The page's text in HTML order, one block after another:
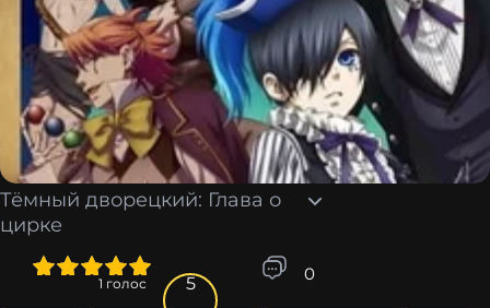
Тёмный дворецкий: Глава о
цирке
1 голос 5 0